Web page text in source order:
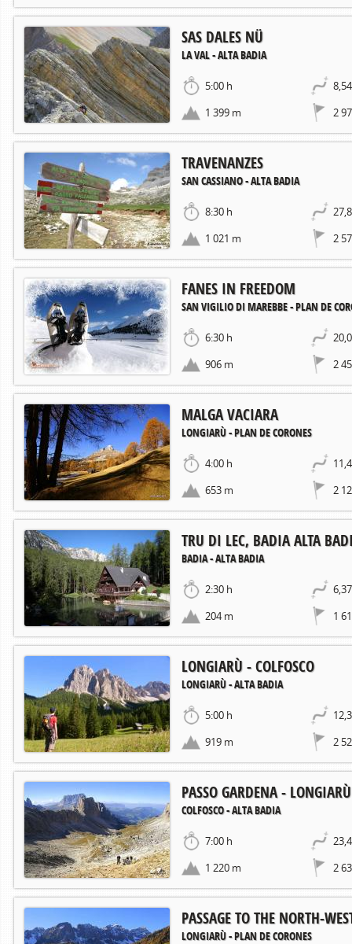
SAS DALES NÜ
LA VAL - ALTA BADIA
5:00 h
1 399 m
2
TRAVENANZES
SAN CASSIANO - ALTA BADIA
8:30 h
1 021 m
2
FANES IN FREEDOM
SAN VIGILIO DI MAREBBE - PLAN DE
6:30 h
906 m
2
MALGA VACIARA
LONGIARÙ - PLAN DE CORONES
4:00 h
653 m
2
TRU DI LEC, BADIA ALTA
BADIA - ALTA BADIA
2:30 h
204 m
1
LONGIARÙ - COLFOSCO
LONGIARÙ - ALTA BADIA
5:00 h
919 m
2
PASSO GARDENA - LONGIARÙ
COLFOSCO - ALTA BADIA
7:00 h
1 220 m
2
PASSAGE TO THE NORTH-
LONGIARÙ - PLAN DE CORONES